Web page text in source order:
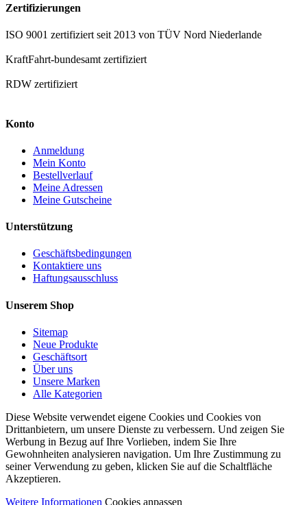
Zertifizierungen
ISO 9001 zertifiziert seit 2013 von TÜV Nord Niederlande
KraftFahrt-bundesamt zertifiziert
RDW zertifiziert
Konto
Anmeldung
Mein Konto
Bestellverlauf
Meine Adressen
Meine Gutscheine
Unterstützung
Geschäftsbedingungen
Kontaktiere uns
Haftungsausschluss
Unserem Shop
Sitemap
Neue Produkte
Geschäftsort
Über uns
Unsere Marken
Alle Kategorien
Diese Website verwendet eigene Cookies und Cookies von
Drittanbietern, um unsere Dienste zu verbessern. Und zeigen Sie
Werbung in Bezug auf Ihre Vorlieben, indem Sie Ihre
Gewohnheiten analysieren navigation. Um Ihre Zustimmung zu
seiner Verwendung zu geben, klicken Sie auf die Schaltfläche
Akzeptieren.
Weitere Informationen Cookies anpassen